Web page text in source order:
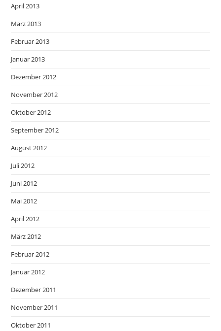
April 2013
März 2013
Februar 2013
Januar 2013
Dezember 2012
November 2012
Oktober 2012
September 2012
August 2012
Juli 2012
Juni 2012
Mai 2012
April 2012
März 2012
Februar 2012
Januar 2012
Dezember 2011
November 2011
Oktober 2011